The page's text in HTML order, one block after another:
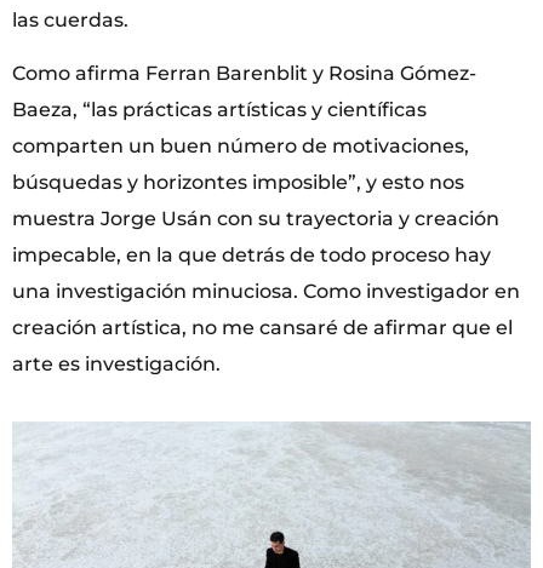
las cuerdas.
Como afirma Ferran Barenblit y Rosina Gómez-
Baeza, “las prácticas artísticas y científicas
comparten un buen número de motivaciones,
búsquedas y horizontes imposible”, y esto nos
muestra Jorge Usán con su trayectoria y creación
impecable, en la que detrás de todo proceso hay
una investigación minuciosa. Como investigador en
creación artística, no me cansaré de afirmar que el
arte es investigación.